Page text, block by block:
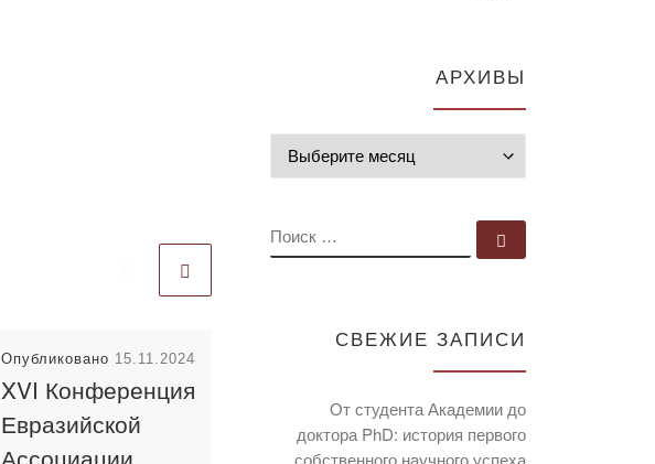
Опубликовано 15.11.2024
XVI Конференция
Евразийской
НОВОСТИ
ЦЕНТРА
АРХИВЫ
ПОИСК
СВЕЖИЕ ЗАПИСИ
От студента Академии до
доктора PhD: история первого
собственного научного успеха